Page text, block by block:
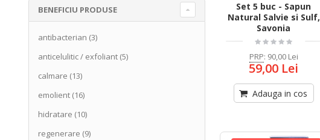
Set 5 buc - Sapun
Natural Salvie si Sulf,
Savonia
PRP: 90,00 Lei
59,00 Lei
Adauga in cos
BENEFICIU PRODUSE
antibacterian (3)
anticelulitic / exfoliant (5)
calmare (13)
emolient (16)
hidratare (10)
regenerare (9)